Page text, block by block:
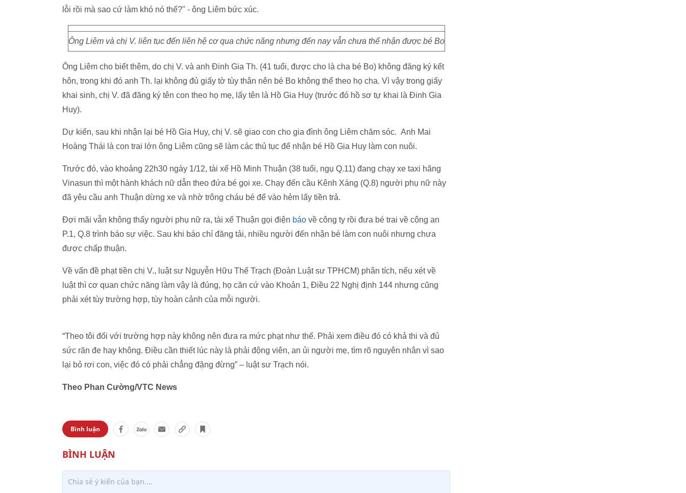
lỗi rồi mà sao cứ làm khó nó thế?" - ông Liêm bức xúc.
Ông Liêm và chị V. liên tục đến liên hệ cơ qua chức năng nhưng đến nay vẫn chưa thể nhận được bé Bo
Ông Liêm cho biết thêm, do chị V. và anh Đinh Gia Th. (41 tuổi, được cho là cha bé Bo) không đăng ký kết
hôn, trong khi đó anh Th. lại không đủ giấy tờ tùy thân nên bé Bo không thể theo họ cha. Vì vậy trong giấy
khai sinh, chị V. đã đăng ký tên con theo họ mẹ, lấy tên là Hồ Gia Huy (trước đó hồ sơ tự khai là Đinh Gia
Huy).
Dự kiến, sau khi nhận lại bé Hồ Gia Huy, chị V. sẽ giao con cho gia đình ông Liêm chăm sóc. Anh Mai
Hoàng Thái là con trai lớn ông Liêm cũng sẽ làm các thủ tục để nhận bé Hồ Gia Huy làm con nuôi.
Trước đó, vào khoảng 22h30 ngày 1/12, tài xế Hồ Minh Thuận (38 tuổi, ngụ Q.11) đang chạy xe taxi hãng
Vinasun thì một hành khách nữ dẫn theo đứa bé gọi xe. Chạy đến cầu Kênh Xáng (Q.8) người phụ nữ này
đã yêu cầu anh Thuận dừng xe và nhờ trông cháu bé để vào hẻm lấy tiền trả.
Đợi mãi vẫn không thấy người phụ nữ ra, tài xế Thuận gọi điện báo về công ty rồi đưa bé trai về công an
P.1, Q.8 trình báo sự việc. Sau khi báo chí đăng tải, nhiều người đến nhận bé làm con nuôi nhưng chưa
được chấp thuận.
Về vấn đề phạt tiền chị V., luật sư Nguyễn Hữu Thế Trạch (Đoàn Luật sư TPHCM) phân tích, nếu xét về
luật thì cơ quan chức năng làm vậy là đúng, họ căn cứ vào Khoản 1, Điều 22 Nghị định 144 nhưng cũng
phải xét tùy trường hợp, tùy hoàn cảnh của mỗi người.
“Theo tôi đối với trường hợp này không nên đưa ra mức phạt như thế. Phải xem điều đó có khả thi và đủ
sức răn đe hay không. Điều cần thiết lúc này là phải động viên, an ủi người mẹ, tìm rõ nguyên nhân vì sao
lại bỏ rơi con, việc đó có phải chẳng đặng đừng” – luật sư Trạch nói.
Theo Phan Cường/VTC News
Bình luận